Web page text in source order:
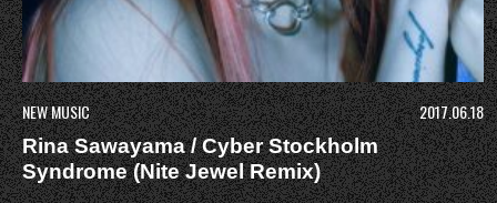
NEW MUSIC
2017.06.18
Rina Sawayama / Cyber Stockholm
Syndrome (Nite Jewel Remix)